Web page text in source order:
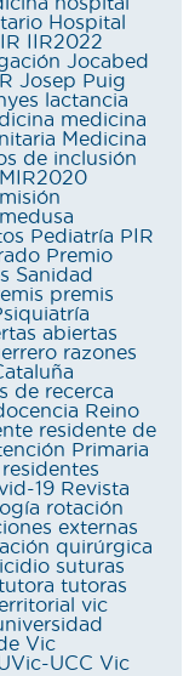
hospital
Hospital
IIR2022
Jocabed
Josep Puig
lactancia
medicina
Medicina
de inclusión
MIR2020
misión
Pediatría PIR
Premio
Sanidad
premis
abiertas
razones
de recerca
Reino
residente de
Primaria
residentes
19 Revista
rotación
externas
quirúrgica
suturas
tutoras
vic
Vic
UCC Vic